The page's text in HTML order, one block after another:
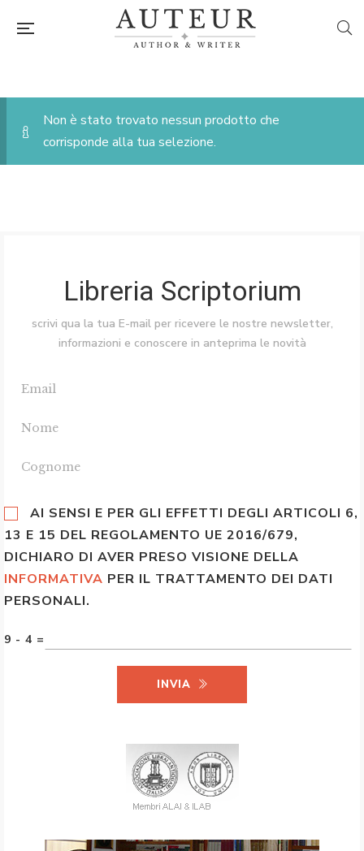
Non è stato trovato nessun prodotto che
corrisponde alla tua selezione.
Libreria Scriptorium
scrivi qua la tua E-mail per ricevere le nostre newsletter,
informazioni e conoscere in anteprima le novità
AI SENSI E PER GLI EFFETTI DEGLI ARTICOLI 6,
13 E 15 DEL REGOLAMENTO UE 2016/679,
DICHIARO DI AVER PRESO VISIONE DELLA
INFORMATIVA PER IL TRATTAMENTO DEI DATI
PERSONALI.
9 - 4 =
INVIA